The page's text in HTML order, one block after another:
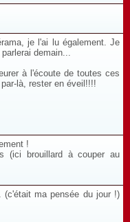
je l'ai lu également. Je
demain...
à l'écoute de toutes ces
là, rester en éveil!!!!
!
(ici brouillard à couper au
(c'était ma pensée du jour !)